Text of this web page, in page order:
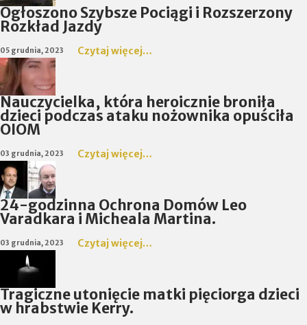
Ogłoszono Szybsze Pociągi i Rozszerzony
Rozkład Jazdy
05 grudnia, 2023 Czytaj więcej…
Nauczycielka, która heroicznie broniła
dzieci podczas ataku nożownika opuściła
OIOM
03 grudnia, 2023 Czytaj więcej…
24-godzinna Ochrona Domów Leo
Varadkara i Micheala Martina.
03 grudnia, 2023 Czytaj więcej…
Tragiczne utonięcie matki pięciorga dzieci
w hrabstwie Kerry.